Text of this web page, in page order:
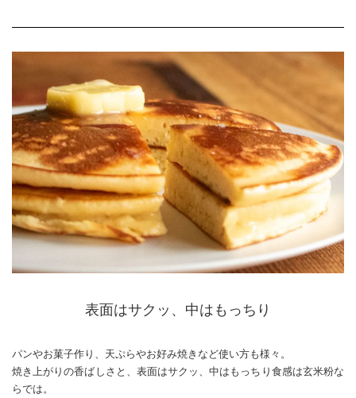
表面はサクッ、中はもっちり
パンやお菓子作り、天ぷらやお好み焼きなど使い方も様々。
焼き上がりの香ばしさと、表面はサクッ、中はもっちり食感は玄米粉な
らでは。